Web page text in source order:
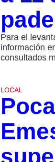
Para el
información
consultados
LOCAL